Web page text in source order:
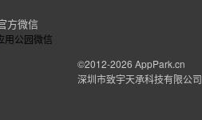
方微信
©2012-2026 AppPark.cn
深圳市致宇天承科技有限公司